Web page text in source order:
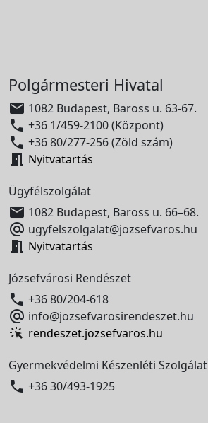
Polgármesteri Hivatal
 1082 Budapest, Baross u. 63-67.
 +36 1/459-2100 (Központ)
 +36 80/277-256 (Zöld szám)
 Nyitvatartás
Ügyfélszolgálat
 1082 Budapest, Baross u. 66–68.
 ugyfelszolgalat@jozsefvaros.hu
 Nyitvatartás
Józsefvárosi Rendészet
 +36 80/204-618
 info@jozsefvarosirendeszet.hu
rendeszet.jozsefvaros.hu
Gyermekvédelmi Készenléti Szolgálat
 +36 30/493-1925